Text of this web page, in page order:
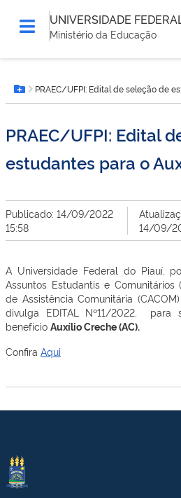
UNIVERSIDADE
Ministério da Educação
está
aqui:Botão Menu
PRAEC/UFPI: Edital de seleção de
PRAEC/UFPI: Edital
estudantes para o
Publicado: 14/09/2022
15:58
14/09/
A Universidade Federal do Piauí,
Assuntos Estudantis e Comunitários
de Assistência Comunitária
divulga EDITAL Nº11/2022, para
benefício Auxílio Creche (AC).
Confira Aqui